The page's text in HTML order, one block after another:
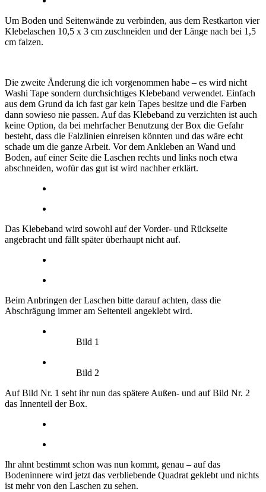
Um Boden und Seitenwände zu verbinden, aus dem Restkarton vier
Klebelaschen 10,5 x 3 cm zuschneiden und der Länge nach bei 1,5
cm falzen.
Die zweite Änderung die ich vorgenommen habe – es wird nicht
Washi Tape sondern durchsichtiges Klebeband verwendet. Einfach
aus dem Grund da ich fast gar kein Tapes besitze und die Farben
dann sowieso nie passen. Auf das Klebeband zu verzichten ist auch
keine Option, da bei mehrfacher Benutzung der Box die Gefahr
besteht, dass die Falzlinien einreisen könnten und das wäre echt
schade um die ganze Arbeit. Vor dem Ankleben an Wand und
Boden, auf einer Seite die Laschen rechts und links noch etwa
abschneiden, wofür das gut ist wird nachher erklärt.
Das Klebeband wird sowohl auf der Vorder- und Rückseite
angebracht und fällt später überhaupt nicht auf.
Beim Anbringen der Laschen bitte darauf achten, dass die
Abschrägung immer am Seitenteil angeklebt wird.
Bild 1
Bild 2
Auf Bild Nr. 1 seht ihr nun das spätere Außen- und auf Bild Nr. 2
das Innenteil der Box.
Ihr ahnt bestimmt schon was nun kommt, genau – auf das
Bodeninnere wird jetzt das verbliebende Quadrat geklebt und nichts
ist mehr von den Laschen zu sehen.